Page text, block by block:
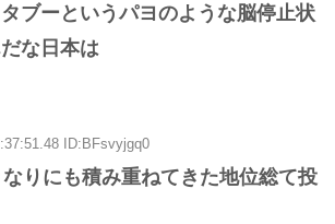
ブーというパヨのような脳停止状
な日本は
ID:BFsvyjgq0
りにも積み重ねてきた地位総て投